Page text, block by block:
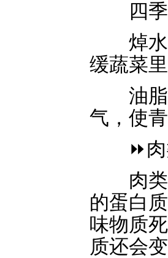
四季
焯水
缓蔬菜
油脂
气，使
⏩肉
肉类
的蛋白
味物质
质还会